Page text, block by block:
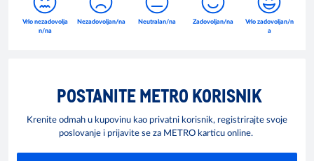
POSTANITE METRO KORISNIK
Krenite odmah u kupovinu kao privatni korisnik, registrirajte svoje
poslovanje i prijavite se za METRO karticu online.